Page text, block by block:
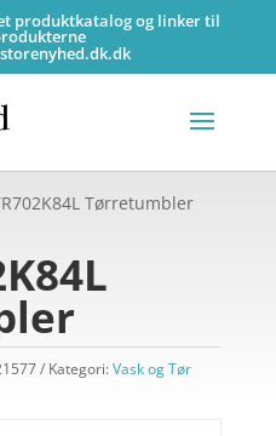
et produktkatalog og linker til
Tørretumbler
Kategori:Vask og Tør